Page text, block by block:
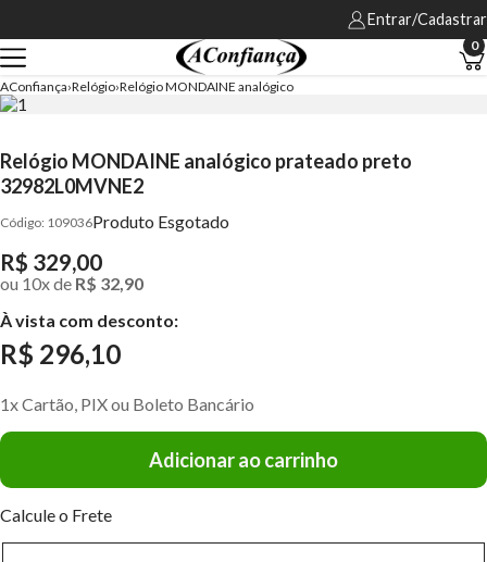
Entrar/Cadastrar
0
AConfiança Relógio Relógio MONDAINE analógico
Relógio MONDAINE analógico prateado preto
32982L0MVNE2
109036Produto Esgotado
R$ 329,00
ou 10xde R$ 32,90
À vista com desconto:
R$ 296,10
1x Cartão, PIX ou Boleto Bancário
Adicionar ao carrinho
Calcule o Frete